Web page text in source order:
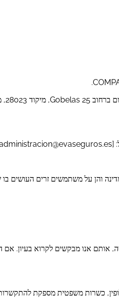
והן על משתמשים זרים העושים בו
אותם אנו מבקשים לקרוא בעיון.